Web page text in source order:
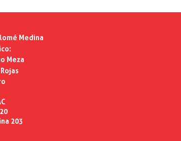
Medina
Meza
203